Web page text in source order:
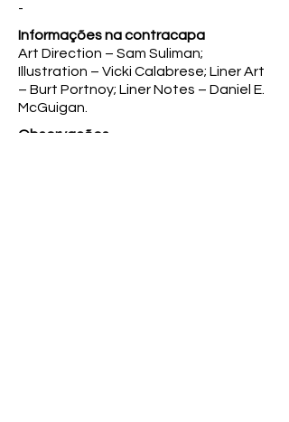
-
Informações na contracapa
Art Direction – Sam Suliman;
Illustration – Vicki Calabrese; Liner Art
– Burt Portnoy; Liner Notes – Daniel E.
McGuigan.
Observações